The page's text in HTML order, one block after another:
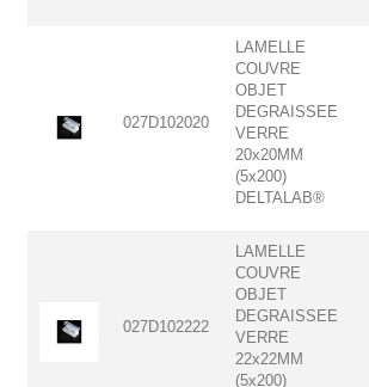
027D102020
LAMELLE
COUVRE
OBJET
DEGRAISSEE
VERRE
20x20MM
(5x200)
DELTALAB®
027D102222
LAMELLE
COUVRE
OBJET
DEGRAISSEE
VERRE
22x22MM
(5x200)